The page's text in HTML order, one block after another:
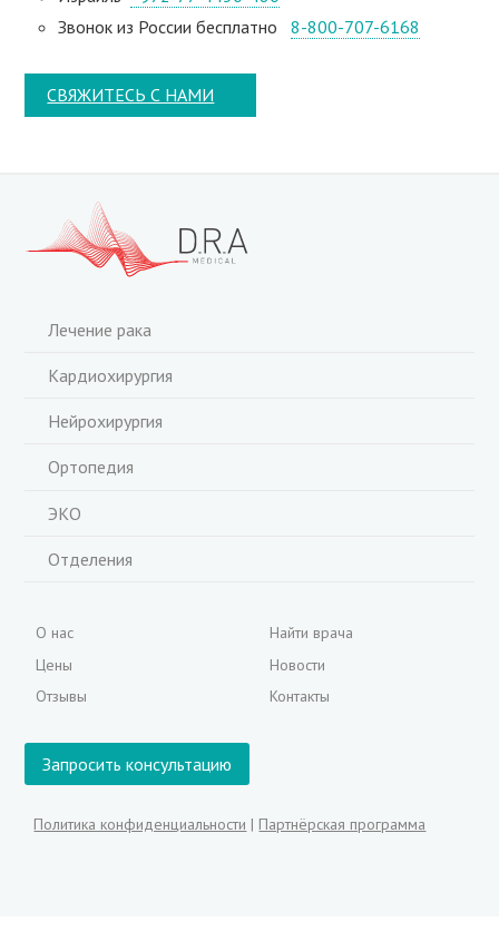
Звонок из России бесплатно8-800-707-6168
СВЯЖИТЕСЬ С НАМИ
Лечение рака
Кардиохирургия
Нейрохирургия
Ортопедия
ЭКО
Отделения
О нас
Цены
Отзывы
Найти врача
Новости
Контакты
Запросить консультацию
Политика конфиденциальности | Партнёрская программа